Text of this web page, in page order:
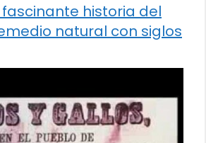
historia del
natural con siglos